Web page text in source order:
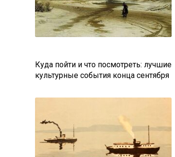
Куда пойти и что посмотреть: лучшие
культурные события конца сентября